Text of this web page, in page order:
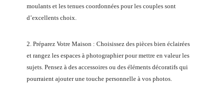
moulants et les tenues coordonnées pour les couples sont
d’excellents choix.
2. Préparez Votre Maison : Choisissez des pièces bien éclairées
et rangez les espaces à photographier pour mettre en valeur les
sujets. Pensez à des accessoires ou des éléments décoratifs qui
pourraient ajouter une touche personnelle à vos photos.